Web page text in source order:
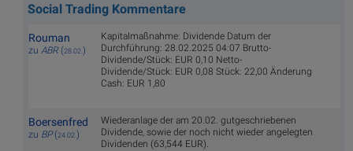
Social Trading Kommentare
Rouman
zu ABR(28.02.)
Kapitalmaßnahme: Dividende Datum der
Durchführung: 28.02.2025 04:07 Brutto-
Dividende/Stück: EUR 0,10 Netto-
Dividende/Stück: EUR 0,08 Stück: 22,00 Änderung
Cash: EUR 1,80
Boersenfred
zu BP(24.02.)
Wiederanlage der am 20.02. gutgeschriebenen
Dividende, sowie der noch nicht wieder angelegten
Dividenden (63,544 EUR).